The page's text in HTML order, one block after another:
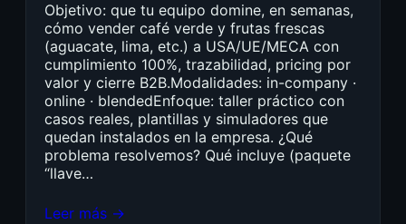
Objetivo: que tu equipo domine, en semanas,
cómo vender café verde y frutas frescas
(aguacate, lima, etc.) a USA/UE/MECA con
cumplimiento 100%, trazabilidad, pricing por
valor y cierre B2B.Modalidades: in-company ·
online · blendedEnfoque: taller práctico con
casos reales, plantillas y simuladores que
quedan instalados en la empresa. ¿Qué
problema resolvemos? Qué incluye (paquete
“llave…
Leer más →